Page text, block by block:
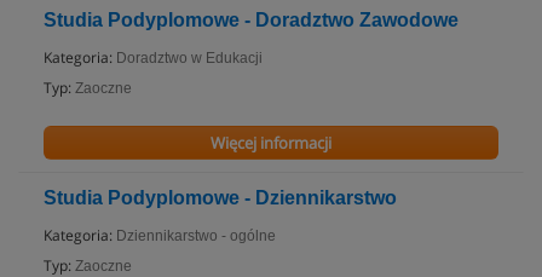
Studia Podyplomowe - Doradztwo Zawodowe
Kategoria: Doradztwo w Edukacji
Typ: Zaoczne
Więcej informacji
Studia Podyplomowe - Dziennikarstwo
Kategoria: Dziennikarstwo - ogólne
Typ: Zaoczne